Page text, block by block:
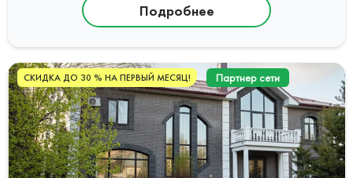
Подробнее
СКИДКА ДО 30 % НА ПЕРВЫЙ МЕСЯЦ! Партнер сети